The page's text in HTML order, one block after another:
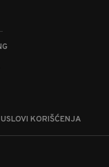
KORIŠĆENJA